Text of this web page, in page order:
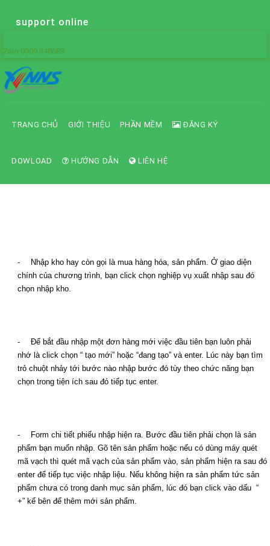
support online
Zalo 0909 348689
TRANG CHỦ GIỚI THIỆU PHẦN MỀM ĐĂNG KÝ
DOWLOAD HƯỚNG DẪN LIÊN HỆ
-
Nhập kho hay còn gọi là mua hàng hóa, sản phẩm. Ở giao diện
chính của chương trình, bạn click chọn nghiệp vụ xuất nhập sau đó
chọn nhập kho.
-
Để bắt đầu nhập một đơn hàng mới việc đầu tiên bạn luôn phải
nhớ là click chọn “ tạo mới” hoặc “đang tạo” và enter. Lúc này bạn tìm
trỏ chuột nhảy tới bước nào nhập bước đó tùy theo chức năng bạn
chọn trong tiện ích sau đó tiếp tục enter.
-
Form chi tiết phiếu nhập hiện ra. Bước đầu tiên phải chọn là sản
phẩm bạn muốn nhập. Gõ tên sản phẩm hoặc nếu có dùng máy quét
mã vạch thì quét mã vạch của sản phẩm vào, sản phẩm hiện ra sau đó
enter để tiếp tục việc nhập liệu. Nếu không hiện ra sản phẩm tức sản
phẩm chưa có trong danh mục sản phẩm, lúc đó bạn click vào dấu “
+” kế bên để thêm mới sản phẩm.